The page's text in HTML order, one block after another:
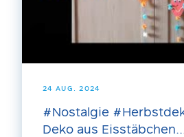
24 AUG. 2024
#Nostalgie
Deko aus